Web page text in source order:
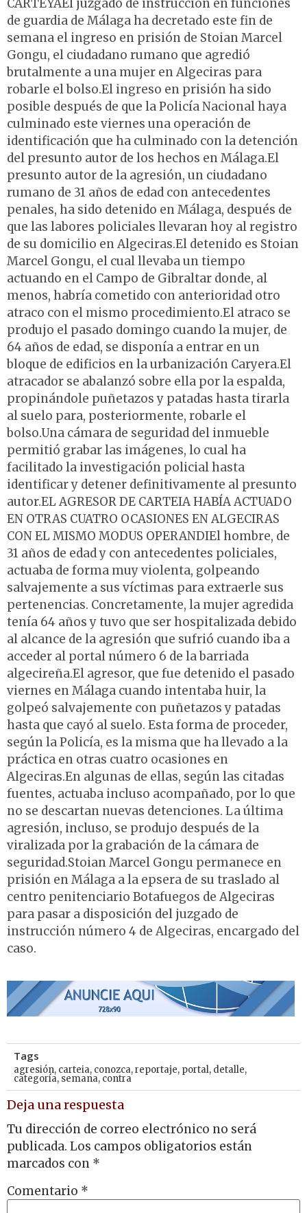
CARTEYAEl juzgado de instrucción en funciones
de guardia de Málaga ha decretado este fin de
semana el ingreso en prisión de Stoian Marcel
Gongu, el ciudadano rumano que agredió
brutalmente a una mujer en Algeciras para
robarle el bolso.El ingreso en prisión ha sido
posible después de que la Policía Nacional haya
culminado este viernes una operación de
identificación que ha culminado con la detención
del presunto autor de los hechos en Málaga.El
presunto autor de la agresión, un ciudadano
rumano de 31 años de edad con antecedentes
penales, ha sido detenido en Málaga, después de
que las labores policiales llevaran hoy al registro
de su domicilio en Algeciras.El detenido es Stoian
Marcel Gongu, el cual llevaba un tiempo
actuando en el Campo de Gibraltar donde, al
menos, habría cometido con anterioridad otro
atraco con el mismo procedimiento.El atraco se
produjo el pasado domingo cuando la mujer, de
64 años de edad, se disponía a entrar en un
bloque de edificios en la urbanización Caryera.El
atracador se abalanzó sobre ella por la espalda,
propinándole puñetazos y patadas hasta tirarla
al suelo para, posteriormente, robarle el
bolso.Una cámara de seguridad del inmueble
permitió grabar las imágenes, lo cual ha
facilitado la investigación policial hasta
identificar y detener definitivamente al presunto
autor.EL AGRESOR DE CARTEIA HABÍA ACTUADO
EN OTRAS CUATRO OCASIONES EN ALGECIRAS
CON EL MISMO MODUS OPERANDIEl hombre, de
31 años de edad y con antecedentes policiales,
actuaba de forma muy violenta, golpeando
salvajemente a sus víctimas para extraerle sus
pertenencias. Concretamente, la mujer agredida
tenía 64 años y tuvo que ser hospitalizada debido
al alcance de la agresión que sufrió cuando iba a
acceder al portal número 6 de la barriada
algecireña.El agresor, que fue detenido el pasado
viernes en Málaga cuando intentaba huir, la
golpeó salvajemente con puñetazos y patadas
hasta que cayó al suelo. Esta forma de proceder,
según la Policía, es la misma que ha llevado a la
práctica en otras cuatro ocasiones en
Algeciras.En algunas de ellas, según las citadas
fuentes, actuaba incluso acompañado, por lo que
no se descartan nuevas detenciones. La última
agresión, incluso, se produjo después de la
viralizada por la grabación de la cámara de
seguridad.Stoian Marcel Gongu permanece en
prisión en Málaga a la epsera de su traslado al
centro penitenciario Botafuegos de Algeciras
para pasar a disposición del juzgado de
instrucción número 4 de Algeciras, encargado del
caso.
Tags
agresión, carteia, conozca,reportaje, portal, detalle,
categoría, semana, contra
Deja una respuesta
Tu dirección de correo electrónico no será
publicada. Los campos obligatorios están
marcados con *
Comentario *